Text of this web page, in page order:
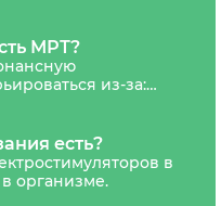
уполномоченным
родителей или
ребенка).
МРТ?
из-за:
акций и
обычно
и запись
есть?
в
организме.